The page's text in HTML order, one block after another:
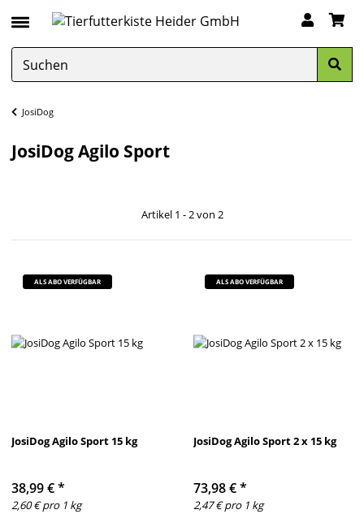
JosiDog
JosiDog Agilo Sport
Artikel 1 - 2 von 2
ALS ABO VERFÜGBAR
JosiDog Agilo Sport 15 kg
38,99 €*
2,60 € pro 1 kg
ALS ABO VERFÜGBAR
JosiDog Agilo Sport 2 x 15 kg
73,98 €*
2,47 € pro 1 kg